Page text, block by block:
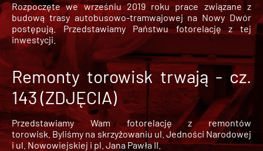
Rozpoczęte we wrześniu 2019 roku prace związane z
budową trasy autobusowo-tramwajowej na Nowy Dwór
postępują. Przedstawiamy Państwu fotorelację z tej
inwestycji.
Remonty torowisk trwają - cz.
143 (ZDJĘCIA)
Przedstawiamy Wam fotorelację z remontów
torowisk. Byliśmy na skrzyżowaniu ul. Jedności Narodowej
i ul. Nowowiejskiej i pl. Jana Pawła II.